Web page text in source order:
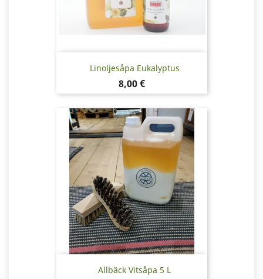
Linoljesåpa Eukalyptus
Pris
8,00 €
Allbäck Vitsåpa 5 L